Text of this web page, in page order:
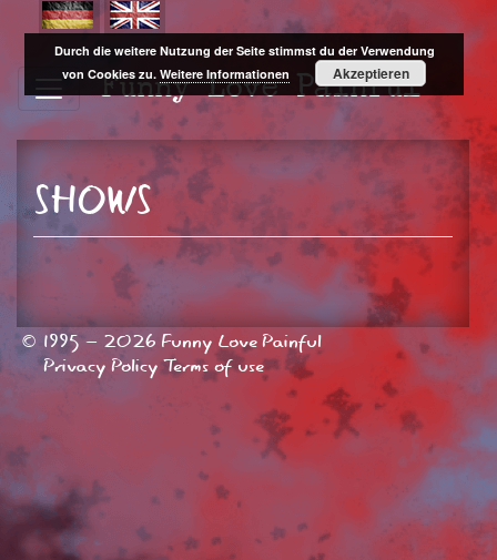
Funny Love Painful
SHOWS
© 1995 - 2026 Funny Love Painful
Privacy Policy Terms of use
Durch die weitere Nutzung der Seite stimmst du der Verwendung
von Cookies zu.Weitere Informationen Akzeptieren